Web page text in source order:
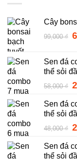
Cây
99,000₫
Sen đá
thể sỏi
58,000₫
Sen đá
thể sỏi
48,000₫
Sen đá
thể sỏi